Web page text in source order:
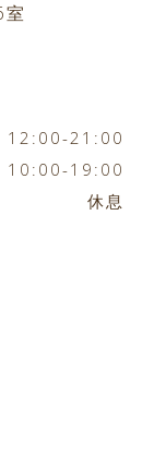
室
12:00-21:00
10:00-19:00
休息